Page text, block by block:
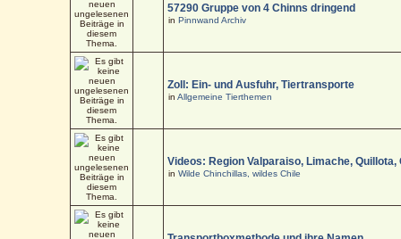
57290 Gruppe von 4 Chinns dringend
inPinnwand Archiv
Zoll: Ein- und Ausfuhr, Tiertransporte
inAllgemeine Tierthemen
Videos: Region Valparaiso, Limache, Quillota,
inWilde Chinchillas, wildes Chile